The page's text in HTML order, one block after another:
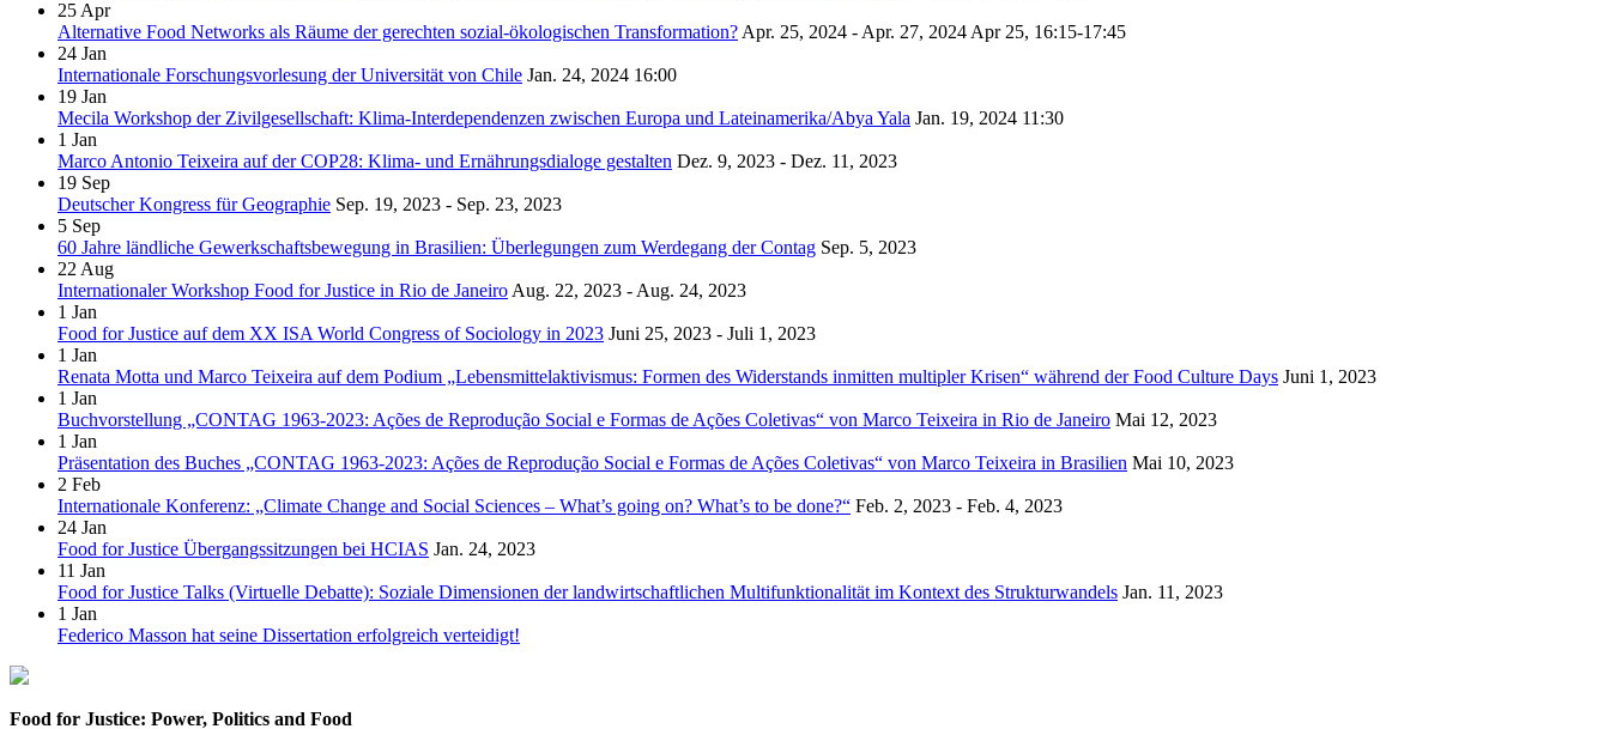
25 Apr
Alternative Food Networks als Räume der gerechten sozial-ökologischen Transformation? Apr. 25, 2024 - Apr. 27, 2024 Apr 25, 16:15-17:45
24 Jan
Internationale Forschungsvorlesung der Universität von Chile Jan. 24, 2024 16:00
19 Jan
Mecila Workshop der Zivilgesellschaft: Klima-Interdependenzen zwischen Europa und Lateinamerika/Abya Yala Jan. 19, 2024 11:30
1 Jan
Marco Antonio Teixeira auf der COP28: Klima- und Ernährungsdialoge gestalten Dez. 9, 2023 - Dez. 11, 2023
19 Sep
Deutscher Kongress für Geographie Sep. 19, 2023 - Sep. 23, 2023
5 Sep
60 Jahre ländliche Gewerkschaftsbewegung in Brasilien: Überlegungen zum Werdegang der Contag Sep. 5, 2023
22 Aug
Internationaler Workshop Food for Justice in Rio de Janeiro Aug. 22, 2023 - Aug. 24, 2023
1 Jan
Food for Justice auf dem XX ISA World Congress of Sociology in 2023 Juni 25, 2023 - Juli 1, 2023
1 Jan
Renata Motta und Marco Teixeira auf dem Podium „Lebensmittelaktivismus: Formen des Widerstands inmitten multipler Krisen“ während der Food Culture Days Juni 1, 2023
1 Jan
Buchvorstellung „CONTAG 1963-2023: Ações de Reprodução Social e Formas de Ações Coletivas“ von Marco Teixeira in Rio de Janeiro Mai 12, 2023
1 Jan
Präsentation des Buches „CONTAG 1963-2023: Ações de Reprodução Social e Formas de Ações Coletivas“ von Marco Teixeira in Brasilien Mai 10, 2023
2 Feb
Internationale Konferenz: „Climate Change and Social Sciences – What’s going on? What’s to be done?“ Feb. 2, 2023 - Feb. 4, 2023
24 Jan
Food for Justice Übergangssitzungen bei HCIAS Jan. 24, 2023
11 Jan
Food for Justice Talks (Virtuelle Debatte): Soziale Dimensionen der landwirtschaftlichen Multifunktionalität im Kontext des Strukturwandels Jan. 11, 2023
1 Jan
Federico Masson hat seine Dissertation erfolgreich verteidigt!
Food for Justice: Power, Politics and Food